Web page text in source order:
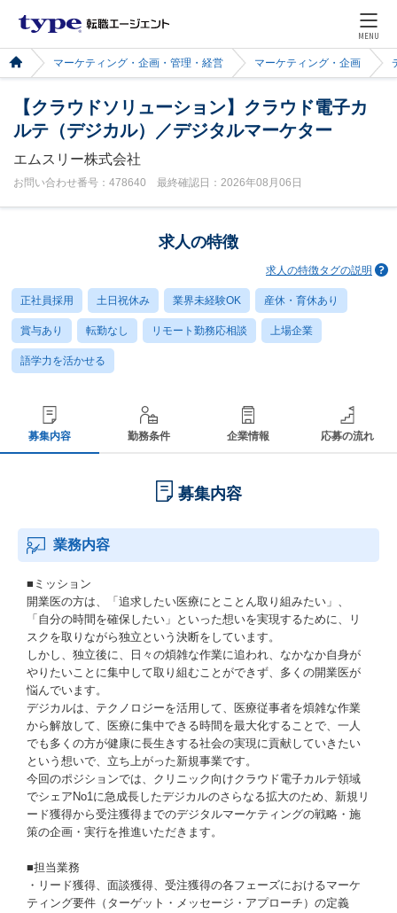
MENU
マーケティング・企画・管理・経営 マーケティング・企画
【クラウドソリューション】クラウド電子カ
ルテ（デジカル）／デジタルマーケター
エムスリー株式会社
お問い合わせ番号：478640 最終確認日：2026年08月06日
求人の特徴
求人の特徴タグの説明
正社員採用 土日祝休み 業界未経験OK 産休・育休あり
賞与あり 転勤なし リモート勤務応相談 上場企業
語学力を活かせる
募集内容 勤務条件 企業情報 応募の流れ
募集内容
業務内容
■ミッション
開業医の方は、「追求したい医療にとことん取り組みたい」、
「自分の時間を確保したい」といった想いを実現するために、リ
スクを取りながら独立という決断をしています。
しかし、独立後に、日々の煩雑な作業に追われ、なかなか自身が
やりたいことに集中して取り組むことができず、多くの開業医が
悩んでいます。
デジカルは、テクノロジーを活用して、医療従事者を煩雑な作業
から解放して、医療に集中できる時間を最大化することで、一人
でも多くの方が健康に長生きする社会の実現に貢献していきたい
という想いで、立ち上がった新規事業です。
今回のポジションでは、クリニック向けクラウド電子カルテ領域
でシェアNo1に急成長したデジカルのさらなる拡大のため、新規リ
ード獲得から受注獲得までのデジタルマーケティングの戦略・施
策の企画・実行を推進いただきます。
■担当業務
・リード獲得、面談獲得、受注獲得の各フェーズにおけるマーケ
ティング要件（ターゲット・メッセージ・アプローチ）の定義